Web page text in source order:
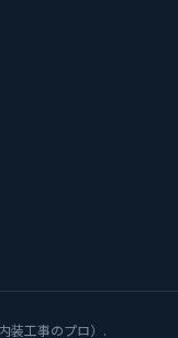
装工事のプロ）.